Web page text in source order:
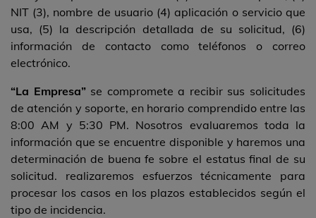
NIT (3), nombre de usuario (4) aplicación o servicio que
usa, (5) la descripción detallada de su solicitud, (6)
información de contacto como teléfonos o correo
electrónico.
“La Empresa” se compromete a recibir sus solicitudes
de atención y soporte, en horario comprendido entre las
8:00 AM y 5:30 PM. Nosotros evaluaremos toda la
información que se encuentre disponible y haremos una
determinación de buena fe sobre el estatus final de su
solicitud. realizaremos esfuerzos técnicamente para
procesar los casos en los plazos establecidos según el
tipo de incidencia.